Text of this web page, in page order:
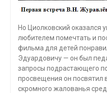
Но Циолковский оказался
любителем помечтать и
фильма для детей
Эдуардовичу — он был
запросы подрастающего
просвещения он посвятил
скромного жалованья